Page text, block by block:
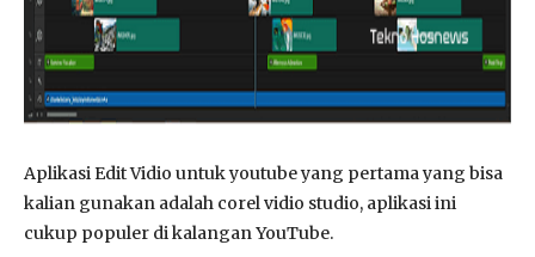
Aplikasi Edit Vidio untuk youtube yang pertama yang bisa
kalian gunakan adalah corel vidio studio, aplikasi ini
cukup populer di kalangan YouTube.